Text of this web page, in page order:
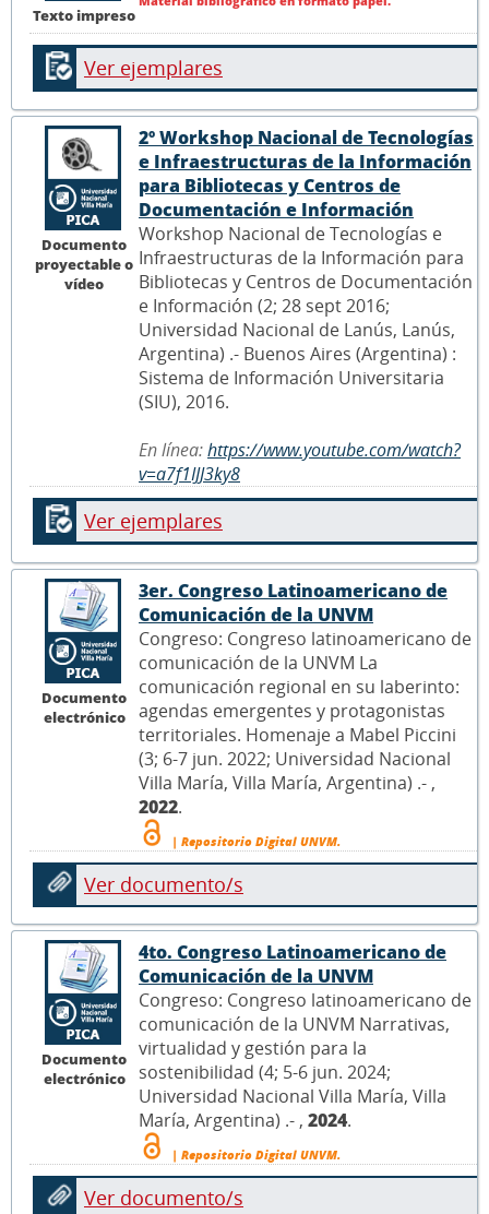
Texto impreso
Ver ejemplares
Documento
proyectable o
vídeo
2º Workshop Nacional de Tecnologías
e Infraestructuras de la Información
para Bibliotecas y Centros de
Documentación e Información
Workshop Nacional de Tecnologías e
Infraestructuras de la Información para
Bibliotecas y Centros de Documentación
e Información (2; 28 sept 2016;
Universidad Nacional de Lanús, Lanús,
Argentina) .- Buenos Aires (Argentina) :
Sistema de Información Universitaria
(SIU), 2016.
En línea:https://www.youtube.com/watch?
v=a7f1IJJ3ky8
Ver ejemplares
Documento
electrónico
3er. Congreso Latinoamericano de
Comunicación de la UNVM
Congreso: Congreso latinoamericano de
comunicación de la UNVM La
comunicación regional en su laberinto:
agendas emergentes y protagonistas
territoriales. Homenaje a Mabel Piccini
(3; 6-7 jun. 2022; Universidad Nacional
Villa María, Villa María, Argentina) .- ,
2022.
| Repositorio Digital UNVM.
Ver documento/s
Documento
electrónico
4to. Congreso Latinoamericano de
Comunicación de la UNVM
Congreso: Congreso latinoamericano de
comunicación de la UNVM Narrativas,
virtualidad y gestión para la
sostenibilidad (4; 5-6 jun. 2024;
Universidad Nacional Villa María, Villa
María, Argentina) .- , 2024.
| Repositorio Digital UNVM.
Ver documento/s